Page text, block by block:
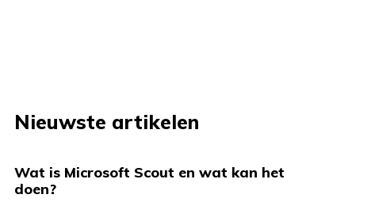
Nieuwste artikelen
Wat is Microsoft Scout en wat kan het
doen?